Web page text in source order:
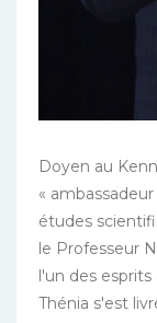
Doyen au
«
études
le Professeur
l'un des
Thénia s'est